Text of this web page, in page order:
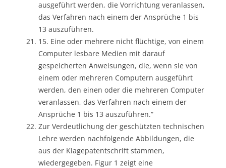
ausgeführt werden, die Vorrichtung veranlassen,
das Verfahren nach einem der Ansprüche 1 bis
13 auszuführen.
15. Eine oder mehrere nicht flüchtige, von einem
Computer lesbare Medien mit darauf
gespeicherten Anweisungen, die, wenn sie von
einem oder mehreren Computern ausgeführt
werden, den einen oder die mehreren Computer
veranlassen, das Verfahren nach einem der
Ansprüche 1 bis 13 auszuführen.“
Zur Verdeutlichung der geschützten technischen
Lehre werden nachfolgende Abbildungen, die
aus der Klagepatentschrift stammen,
wiedergegeben. Figur 1 zeigt eine